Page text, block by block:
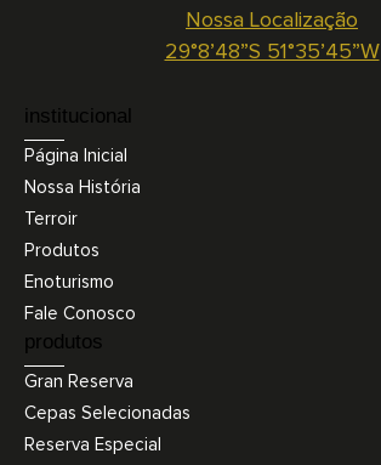
institucional
Página Inicial
Nossa História
Terroir
Produtos
Enoturismo
Fale Conosco
produtos
Gran Reserva
Cepas Selecionadas
Reserva Especial
Nossa Localização
29°8’48”S 51°35’45”W